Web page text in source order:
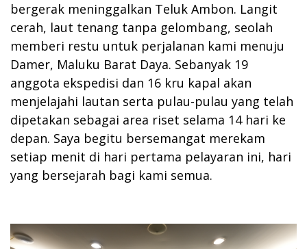
bergerak meninggalkan Teluk Ambon. Langit
cerah, laut tenang tanpa gelombang, seolah
memberi restu untuk perjalanan kami menuju
Damer, Maluku Barat Daya. Sebanyak 19
anggota ekspedisi dan 16 kru kapal akan
menjelajahi lautan serta pulau-pulau yang telah
dipetakan sebagai area riset selama 14 hari ke
depan. Saya begitu bersemangat merekam
setiap menit di hari pertama pelayaran ini, hari
yang bersejarah bagi kami semua.